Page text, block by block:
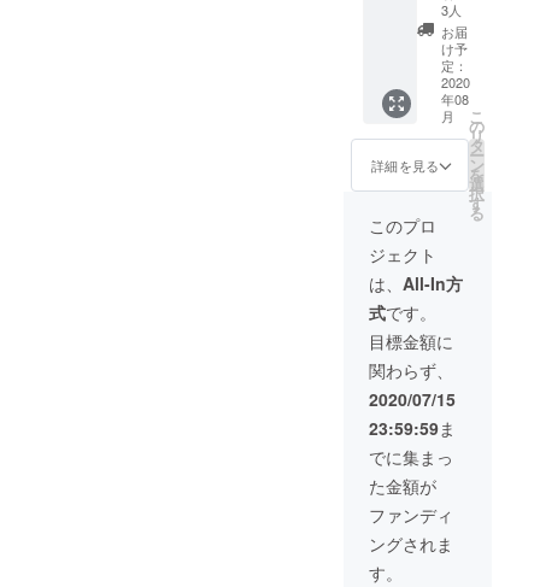
す。
（注
１、
２） ご
飲食代
とライ
チャー
ジには
できま
せん。
（注
３、
４）
（注
１）パ
フォー
マンス
チャー
ジと
は、出
演者が
負担す
る料金
を指し
ます。
機材使
まで パ
フォー
マンス
チャー
ジや、
ハウス
チャー
ジの両
方に使
えま
す。
（注
１、
２） ご
飲食代
とライ
ブ
チャー
ジには
使用す
る事は
できま
せん。
（注
３、
４）
（注
１）パ
フォー
メッ
セージ
②1000
0円の
チャー
ジクー
ポン券
③HOT
コロッ
ケ20周
年限定T
シャツ
※クーポ
ン券の
使用期
限はプ
2021年
7月末日
まで パ
フォー
マンス
チャー
ジや、
ハウス
チャー
ジの両
方に使
えま
す。
3人
お届
け予
定：
2020
年08
月
詳細を見る
こ
の
リ
タ
ー
ン
を
選
択
す
る
このプロ
ジェクト
は、 All-In方
式です。
目標金額に
関わらず、
2020/07/15
23:59:59ま
でに集まっ
た金額が
ファンディ
ングされま
す。